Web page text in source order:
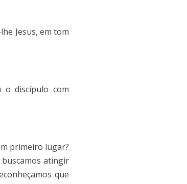
Jesus, em tom
o discípulo com
primeiro lugar?
buscamos atingir
que